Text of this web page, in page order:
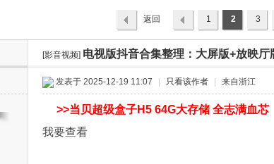
› ›
1 2 3
返回
列表
[影音视频] 电视版抖音合集整理：大屏版+放映厅
发表于 2025-12-19 11:07 只看该作者 来自浙江
>>当贝超级盒子H5 64G大存储 全志满血芯
我要查看